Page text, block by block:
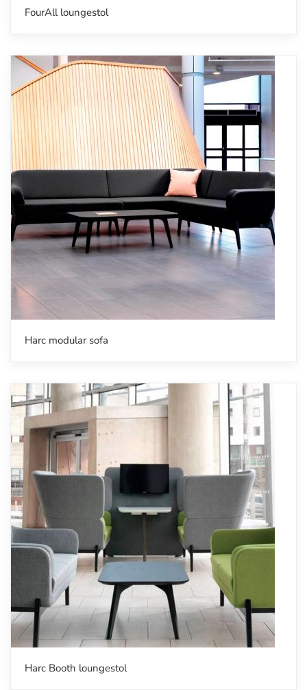
FourAll loungestol
Harc modular sofa
Harc Booth loungestol